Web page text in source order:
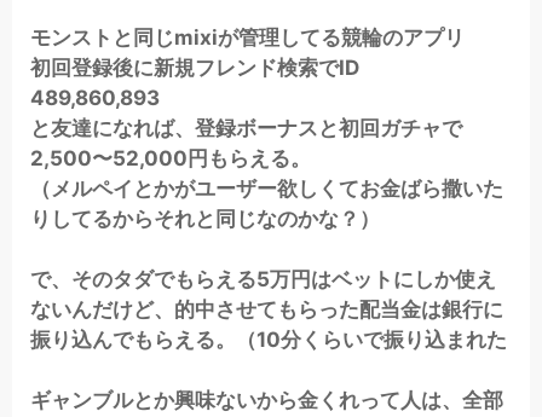
モンストと同じmixiが管理してる競輪のアプリ
初回登録後に新規フレンド検索でID
489,860,893
と友達になれば、登録ボーナスと初回ガチャで
2,500〜52,000円もらえる。
（メルペイとかがユーザー欲しくてお金ばら撒いた
りしてるからそれと同じなのかな？）
で、そのタダでもらえる5万円はベットにしか使え
ないんだけど、的中させてもらった配当金は銀行に
振り込んでもらえる。（10分くらいで振り込まれた
ギャンブルとか興味ないから金くれって人は、全部